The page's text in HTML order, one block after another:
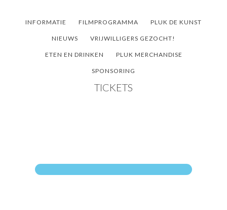
INFORMATIE FILMPROGRAMMA PLUK DE KUNST
NIEUWS VRIJWILLIGERS GEZOCHT!
ETEN EN DRINKEN PLUK MERCHANDISE
SPONSORING
TICKETS